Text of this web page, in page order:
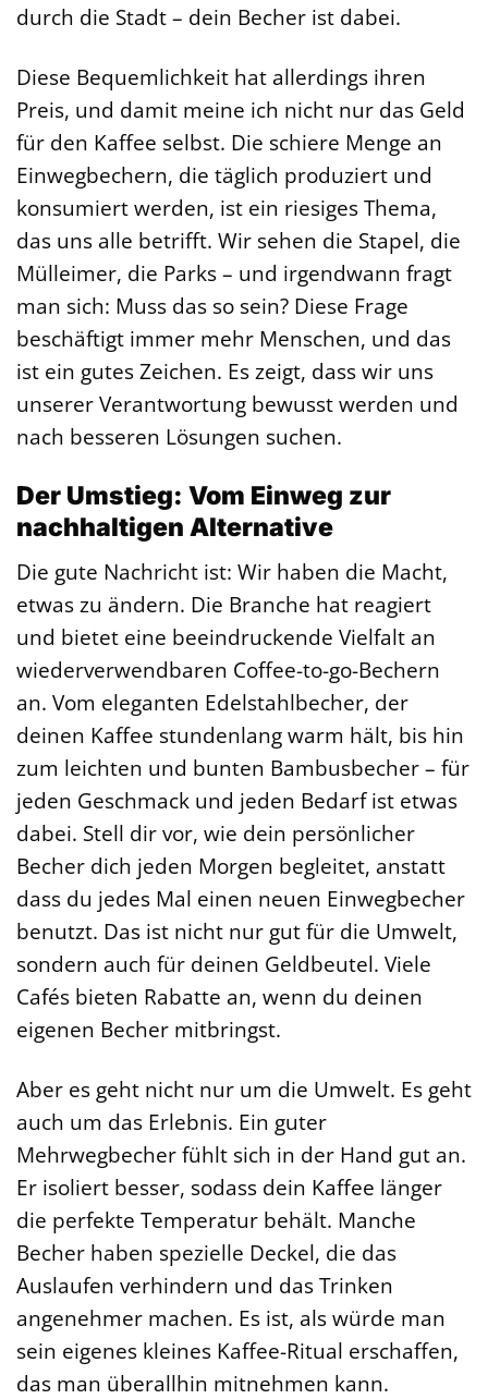
durch die Stadt – dein Becher ist dabei.
Diese Bequemlichkeit hat allerdings ihren
Preis, und damit meine ich nicht nur das Geld
für den Kaffee selbst. Die schiere Menge an
Einwegbechern, die täglich produziert und
konsumiert werden, ist ein riesiges Thema,
das uns alle betrifft. Wir sehen die Stapel, die
Mülleimer, die Parks – und irgendwann fragt
man sich: Muss das so sein? Diese Frage
beschäftigt immer mehr Menschen, und das
ist ein gutes Zeichen. Es zeigt, dass wir uns
unserer Verantwortung bewusst werden und
nach besseren Lösungen suchen.
Der Umstieg: Vom Einweg zur
nachhaltigen Alternative
Die gute Nachricht ist: Wir haben die Macht,
etwas zu ändern. Die Branche hat reagiert
und bietet eine beeindruckende Vielfalt an
wiederverwendbaren Coffee-to-go-Bechern
an. Vom eleganten Edelstahlbecher, der
deinen Kaffee stundenlang warm hält, bis hin
zum leichten und bunten Bambusbecher – für
jeden Geschmack und jeden Bedarf ist etwas
dabei. Stell dir vor, wie dein persönlicher
Becher dich jeden Morgen begleitet, anstatt
dass du jedes Mal einen neuen Einwegbecher
benutzt. Das ist nicht nur gut für die Umwelt,
sondern auch für deinen Geldbeutel. Viele
Cafés bieten Rabatte an, wenn du deinen
eigenen Becher mitbringst.
Aber es geht nicht nur um die Umwelt. Es geht
auch um das Erlebnis. Ein guter
Mehrwegbecher fühlt sich in der Hand gut an.
Er isoliert besser, sodass dein Kaffee länger
die perfekte Temperatur behält. Manche
Becher haben spezielle Deckel, die das
Auslaufen verhindern und das Trinken
angenehmer machen. Es ist, als würde man
sein eigenes kleines Kaffee-Ritual erschaffen,
das man überallhin mitnehmen kann.